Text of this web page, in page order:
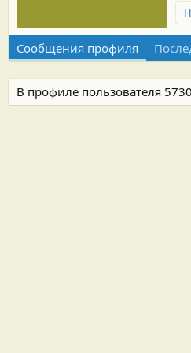
Сообщения профиля
В профиле пользователя